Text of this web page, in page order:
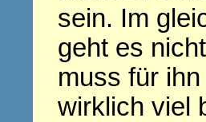
sein. Im
geht es
muss für
wirklich viel